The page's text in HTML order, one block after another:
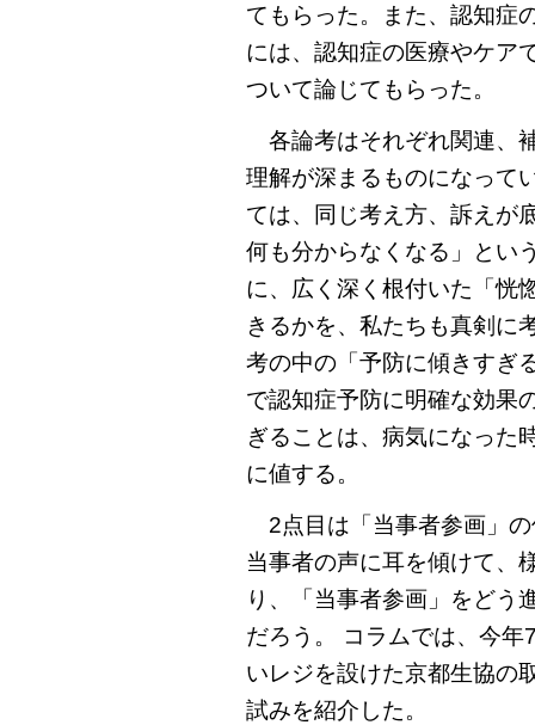
てもらった。また、認知症
には、認知症の医療やケア
ついて論じてもらった。
各論考はそれぞれ関連、
理解が深まるものになって
ては、同じ考え方、訴えが
何も分からなくなる」とい
に、広く深く根付いた「恍
きるかを、私たちも真剣に
考の中の「予防に傾きすぎ
で認知症予防に明確な効果
ぎることは、病気になった
に値する。
2点目は「当事者参画」
当事者の声に耳を傾けて、
り、「当事者参画」をどう
だろう。 コラムでは、今
いレジを設けた京都生協の
試みを紹介した。